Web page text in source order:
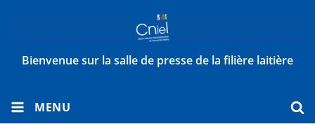
Bienvenue sur la salle de presse de la filière laitière
MENU